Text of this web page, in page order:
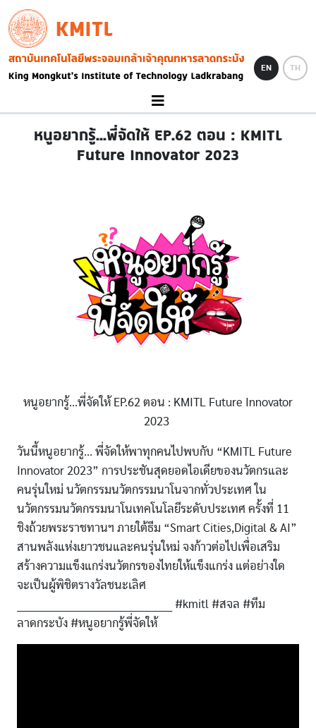
Skip to main content
KMITL
Image
EN TH
หนูอยากรู้...พี่จัดให้ EP.62 ตอน : KMITL
Future Innovator 2023
หนูอยากรู้...พี่จัดให้ EP.62 ตอน : KMITL Future Innovator
2023
วันนี้หนูอยากรู้... พี่จัดให้พาทุกคนไปพบกับ “KMITL Future
Innovator 2023” การประชันสุดยอดไอเดียของนวัตกรและ
คนรุ่นใหม่ นวัตกรรมนวัตกรรมนาโนจากทั่วประเทศ ใน
นวัตกรรมนวัตกรรมนาโนเทคโนโลยีระดับประเทศ ครั้งที่ 11
ชิงถ้วยพระราชทานฯ ภายใต้ธีม “Smart Cities,Digital & AI”
สานพลังแห่งเยาวชนและคนรุ่นใหม่ จงก้าวต่อไปเพื่อเสริม
สร้างความแข็งแกร่งนวัตกรของไทยให้แข็งแกร่ง แต่อย่างใด
จะเป็นผู้พิชิตรางวัลชนะเลิศ
____________________________________________ #kmitl #สจล #ทีม
ลาดกระบัง #หนูอยากรู้พี่จัดให้